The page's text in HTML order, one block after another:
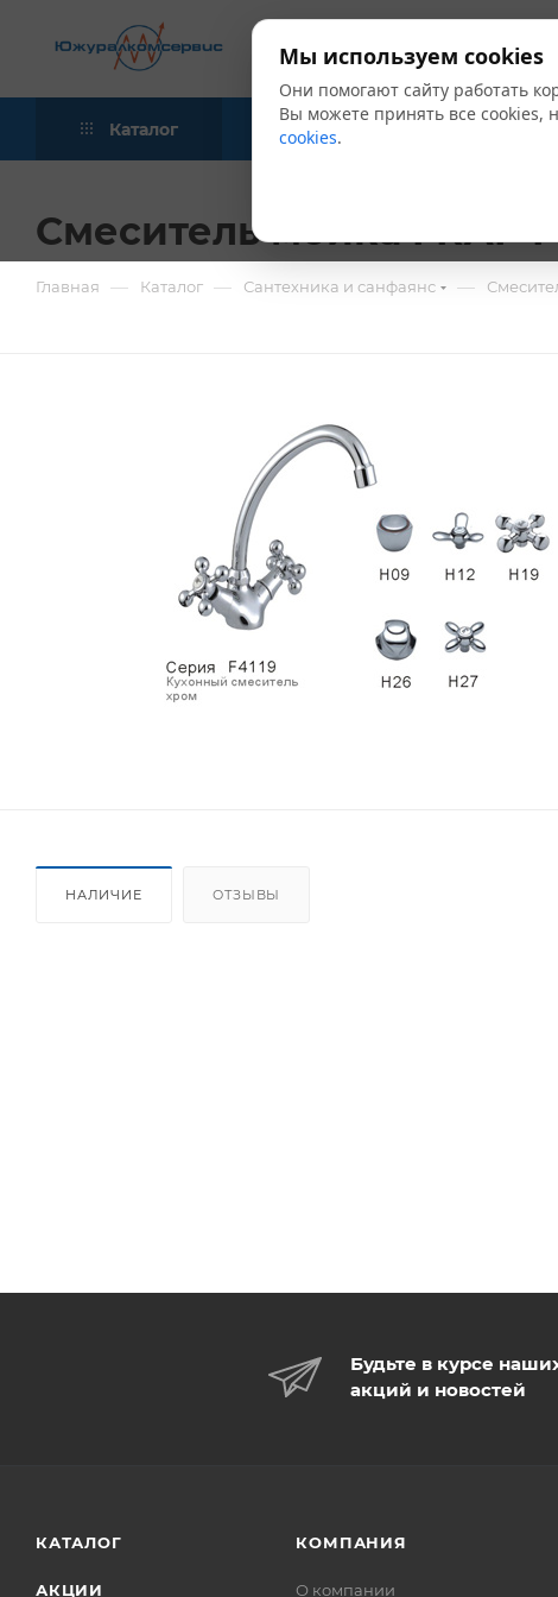
Каталог Акции
Смеситель мойка FRAP
Главная — Каталог — Сантехника и санфаянс —
НАЛИЧИЕ ОТЗЫВЫ
Будьте в курсе
акций и новостей
КАТАЛОГ
АКЦИИ
КОМПАНИЯ
О компании
Мы используем cookies
Они помогают сайту работать
Вы можете принять все cookies,
cookies.